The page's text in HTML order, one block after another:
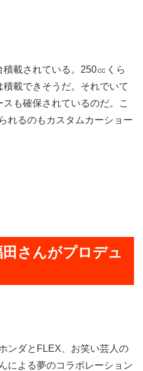
載されている。250㏄くら
載できそうだ。それでいて
も確保されているのだ。こ
れるのもカスタムカーショー
さんがプロデュ
ンダとFLEX、お笑い芸人の
による夢のコラボレーション